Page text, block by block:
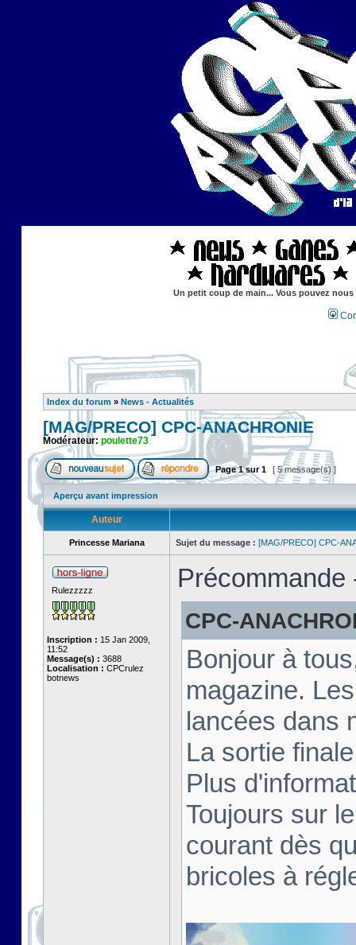
Un petit coup de main... Vous pouvez
Index du forum » News - Actualités
[MAG/PRECO] CPC-ANACHRONIE
Modérateur: poulette73
Page1sur1 [ 5 message(s) ]
Aperçu avant impression
Auteur
Princesse Mariana Sujet du message : [MAG/PRECO] CPC-
Rulezzzzz
Inscription : 15 Jan 2009,
11:52
Message(s) : 3688
Localisation : CPCrulez
botnews
CPC-
Bonjour à
magazine.
lancées dans
La sortie
Plus
Toujours sur
courant dès
bricoles à